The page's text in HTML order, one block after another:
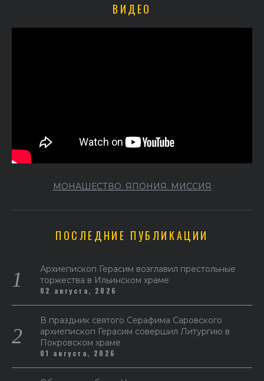
ВИДЕО
МОНАШЕСТВО. ЯПОНИЯ. МИССИЯ
ПОСЛЕДНИЕ ПУБЛИКАЦИИ
Архиепископ Герасим возглавил престольные
торжества в Ильинском храме
02 августа, 2026
В праздник святого Серафима Саровского
архиепископ Герасим совершил Литургию в
Покровском храме
01 августа, 2026